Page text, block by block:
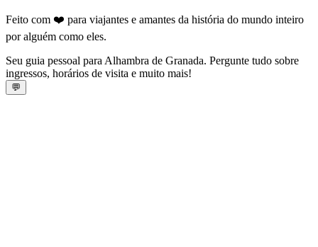
Feito com ❤️ para viajantes e amantes da história do mundo inteiro
por alguém como eles.
Seu guia pessoal para Alhambra de Granada. Pergunte tudo sobre
ingressos, horários de visita e muito mais!
💬